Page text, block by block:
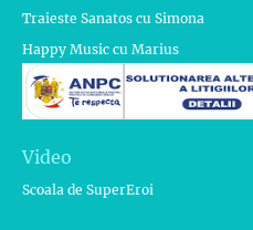
Traieste Sanatos cu Simona
Happy Music cu Marius
Video
Scoala de SuperEroi